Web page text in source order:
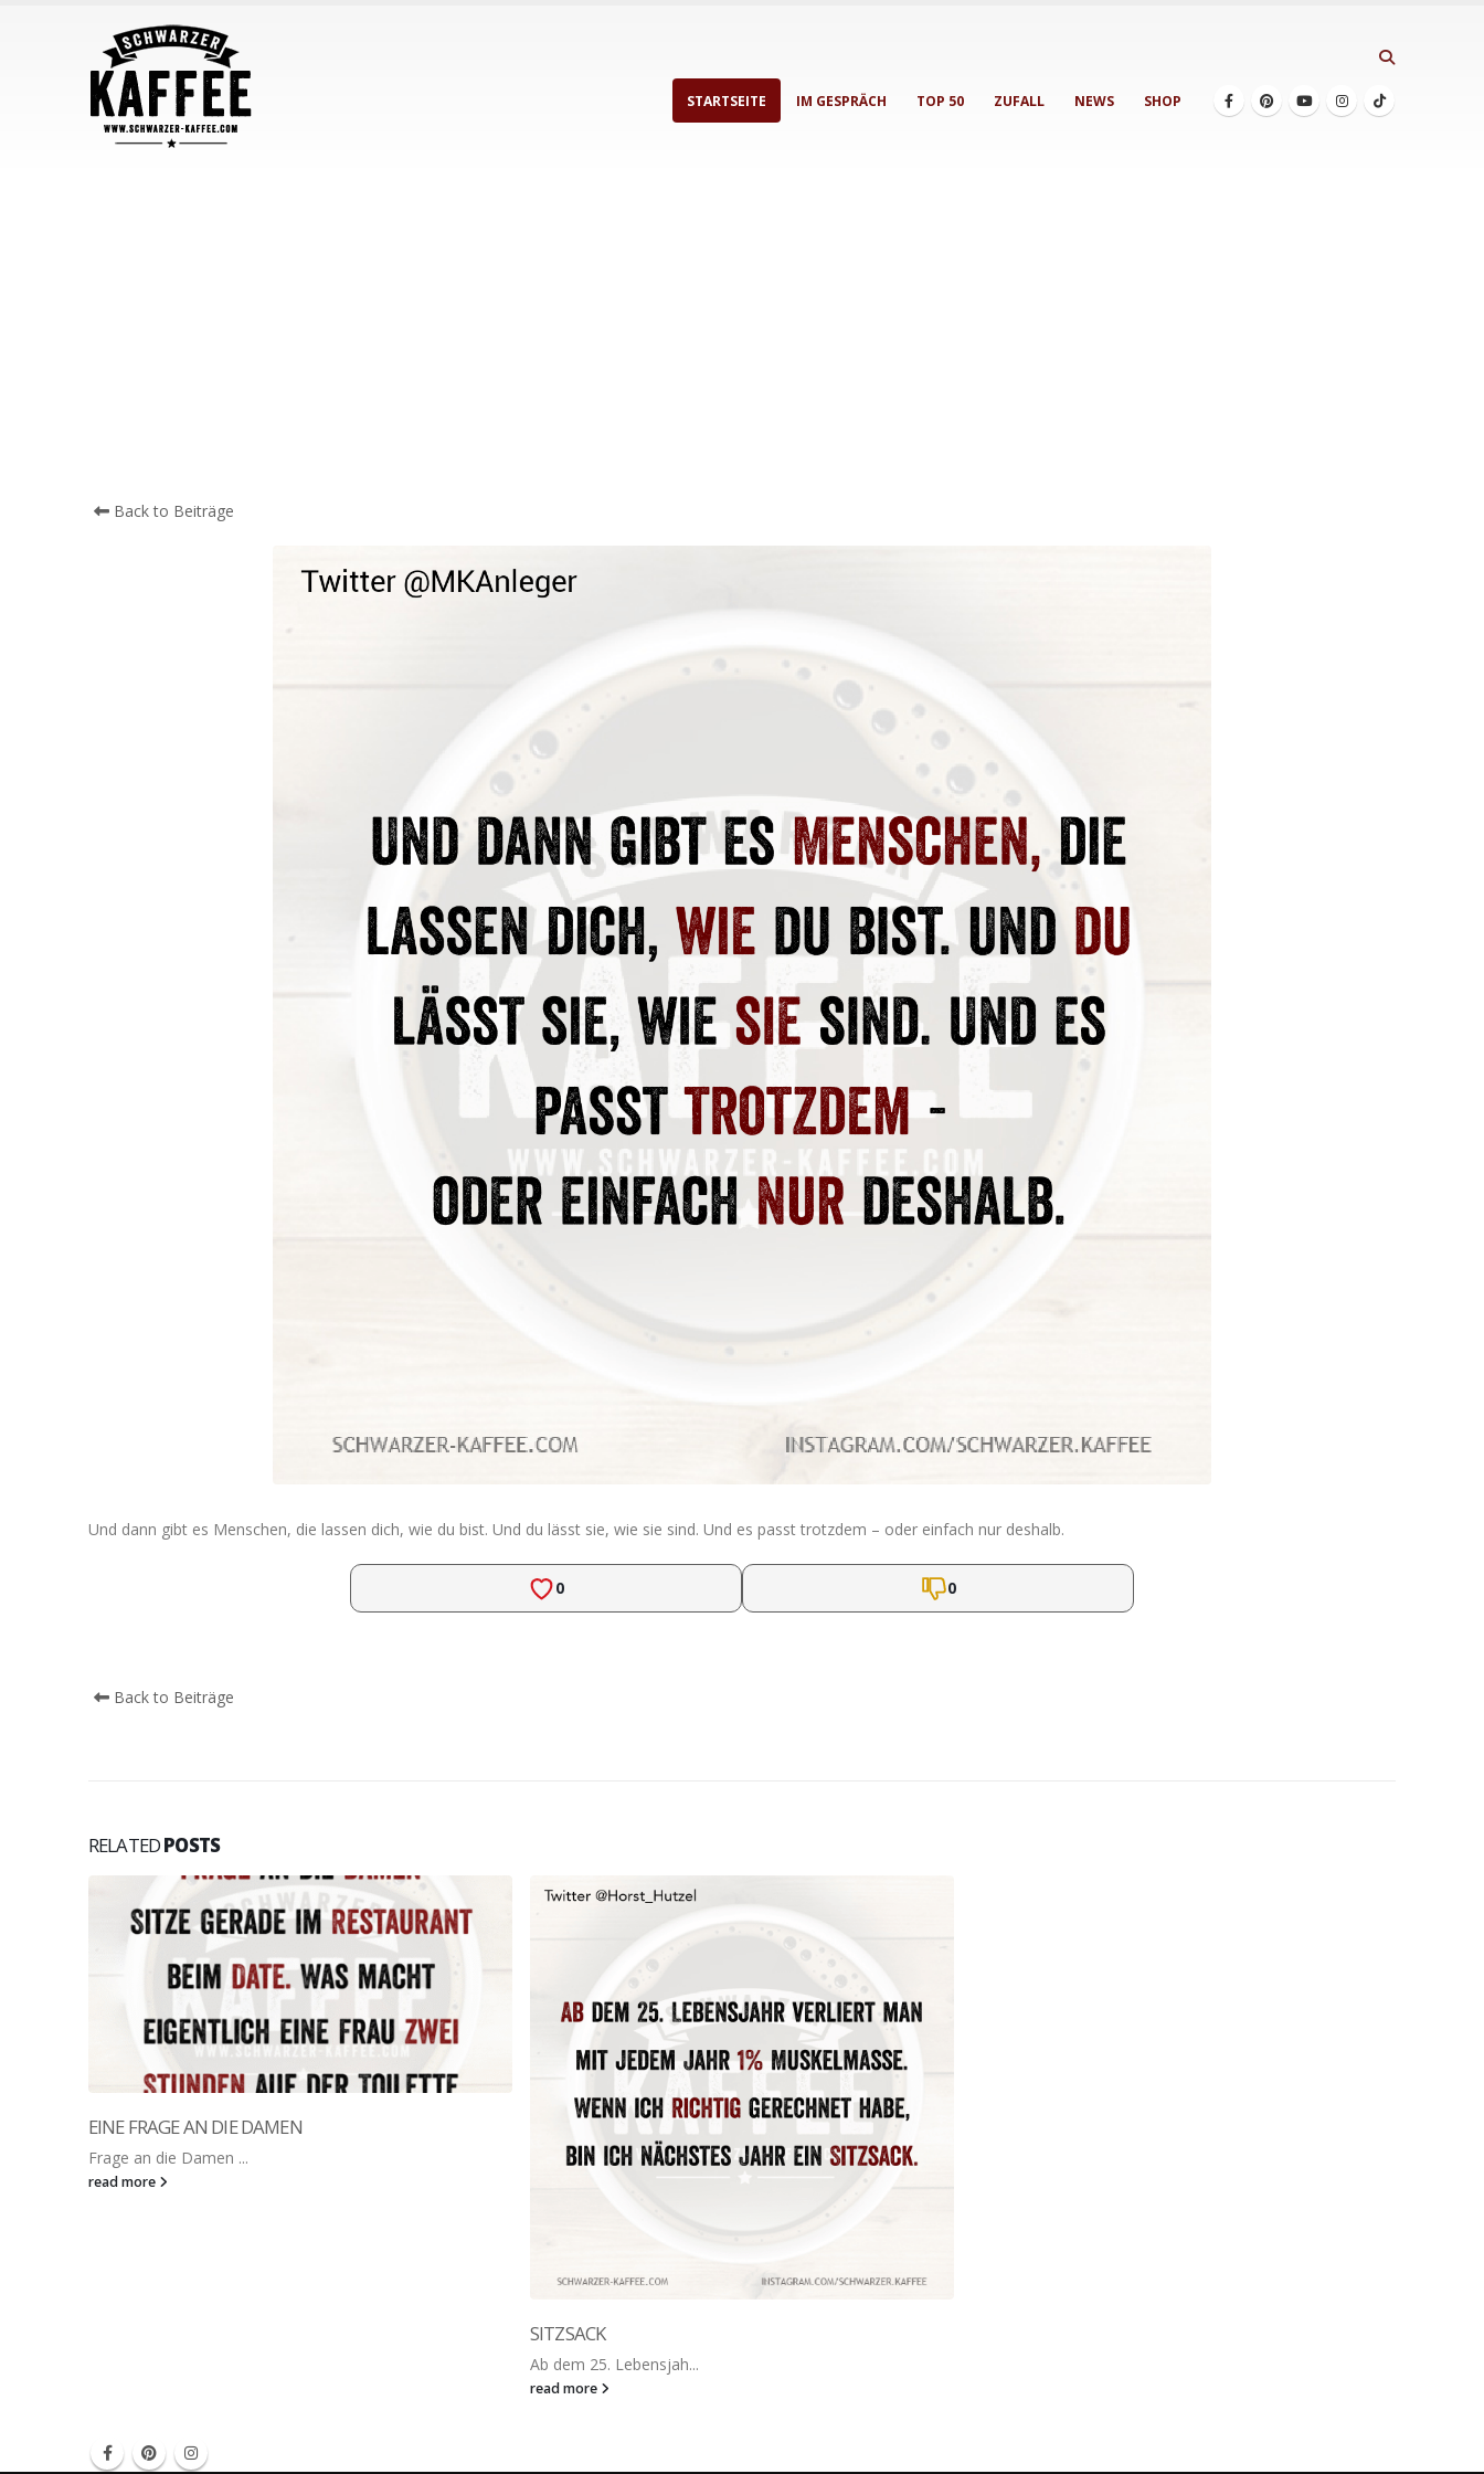
STARTSEITE IM GESPRÄCH TOP 50 ZUFALL NEWS SHOP
Back to Beiträge
Und dann gibt es Menschen, die lassen dich, wie du bist. Und du lässt sie, wie sie sind. Und es passt trotzdem – oder einfach nur deshalb.
0 0
Back to Beiträge
RELATEDPOSTS
EINE FRAGE AN DIE DAMEN
Frage an die Damen ...
read more
SITZSACK
Ab dem 25. Lebensjah...
read more